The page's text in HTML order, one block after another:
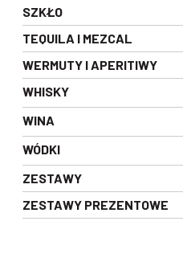
SZKŁO
TEQUILA I MEZCAL
WERMUTY I APERITIWY
WHISKY
WINA
WÓDKI
ZESTAWY
ZESTAWY PREZENTOWE